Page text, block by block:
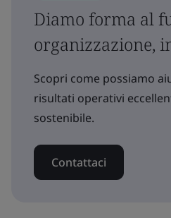
Diamo forma al
organizzazione,
Scopri come possiamo
risultati operativi
sostenibile.
Contattaci